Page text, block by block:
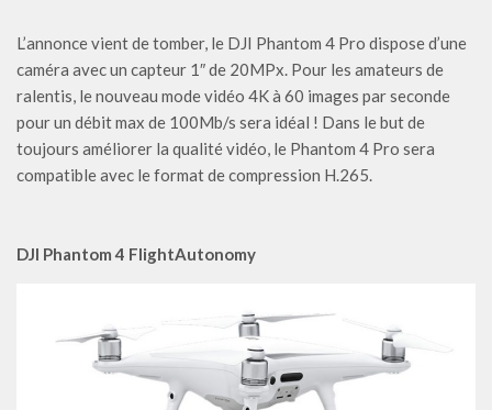
L’annonce vient de tomber, le DJI Phantom 4 Pro dispose d’une
caméra avec un capteur 1″ de 20MPx. Pour les amateurs de
ralentis, le nouveau mode vidéo 4K à 60 images par seconde
pour un débit max de 100Mb/s sera idéal ! Dans le but de
toujours améliorer la qualité vidéo, le Phantom 4 Pro sera
compatible avec le format de compression H.265.
DJI Phantom 4 FlightAutonomy